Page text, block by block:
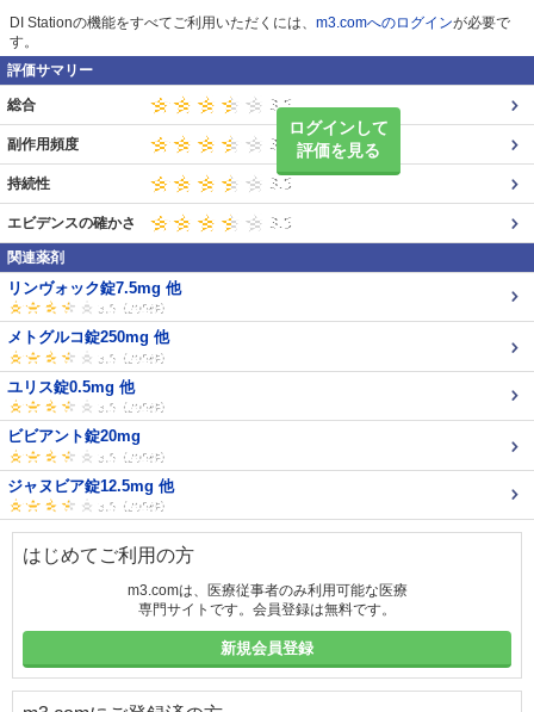
DI Stationの機能をすべてご利用いただくには、 m3.comへのログインが必要で
す。
評価サマリー
ログインして
評価を見る
総合
副作用頻度
持続性
エビデンスの確かさ
関連薬剤
リンヴォック錠7.5mg 他
メトグルコ錠250mg 他
ユリス錠0.5mg 他
ビビアント錠20mg
ジャヌビア錠12.5mg 他
はじめてご利用の方
m3.comは、医療従事者のみ利用可能な医療
専門サイトです。会員登録は無料です。
新規会員登録